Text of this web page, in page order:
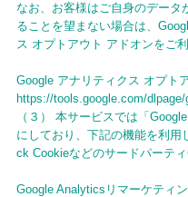
なお、お客様はご自身のデータ
ることを望まない場合は、
ス オプトアウト アドオンをご利
Google アナリティクス オプト
https://tools.google.com/dlpage/
（３） 本サービスでは「
にしており、下記の機能を利用
ck Cookieなどのサードパーテ
Google Analyticsリマーケティ